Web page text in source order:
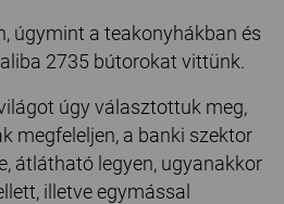
úgymint a teakonyhákban és
2735 bútorokat vittünk.
úgy választottuk meg,
megfeleljen, a banki szektor
átlátható legyen, ugyanakkor
illetve egymással